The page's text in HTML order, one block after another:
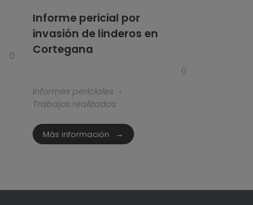
0
Informe pericial por
invasión de linderos en
Cortegana
0
Informes periciales
Trabajos realizados
Más información